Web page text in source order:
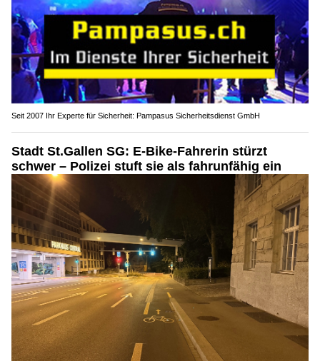
Seit 2007 Ihr Experte für Sicherheit: Pampasus Sicherheitsdienst GmbH
Stadt St.Gallen SG: E-Bike-Fahrerin stürzt
schwer – Polizei stuft sie als fahrunfähig ein